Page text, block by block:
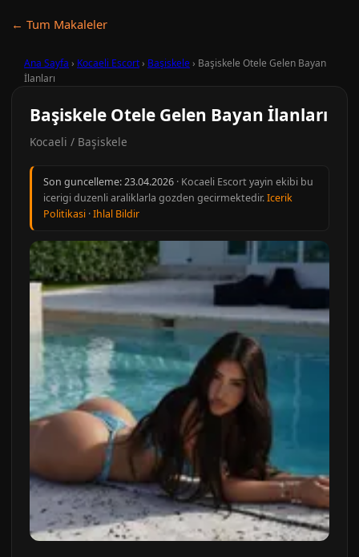
← Tum Makaleler
Ana Sayfa › Kocaeli Escort› Başiskele› Başiskele Otele Gelen Bayan
İlanları
Başiskele Otele Gelen Bayan İlanları
Kocaeli / Başiskele
Son guncelleme:23.04.2026 · Kocaeli Escort yayin ekibi bu
icerigi duzenli araliklarla gozden gecirmektedir.Icerik
Politikasi ·Ihlal Bildir